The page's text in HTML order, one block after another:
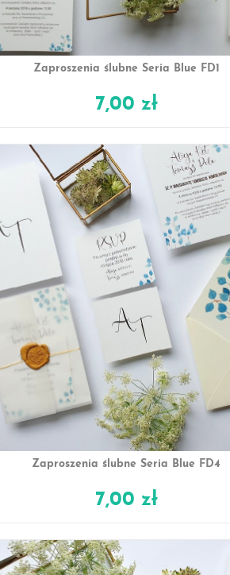
Zaproszenia ślubne Seria Blue FD1
7,00 zł
Zaproszenia ślubne Seria Blue FD4
7,00 zł